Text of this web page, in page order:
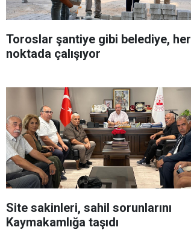
Toroslar şantiye gibi belediye, her
noktada çalışıyor
Site sakinleri, sahil sorunlarını
Kaymakamlığa taşıdı